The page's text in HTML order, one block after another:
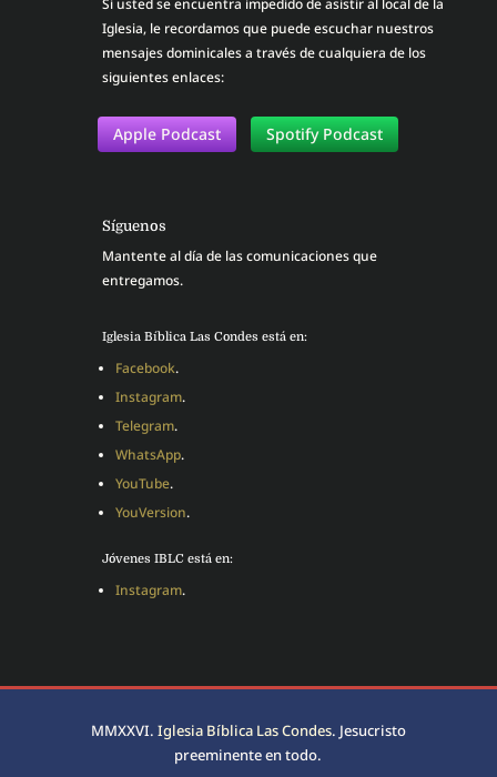
Si usted se encuentra impedido de asistir al local de la
Iglesia, le recordamos que puede escuchar nuestros
mensajes dominicales a través de cualquiera de los
siguientes enlaces:
Apple Podcast Spotify Podcast
Síguenos
Mantente al día de las comunicaciones que
entregamos.
Iglesia Bíblica Las Condes está en:
Facebook.
Instagram.
Telegram.
WhatsApp.
YouTube.
YouVersion.
Jóvenes IBLC está en:
Instagram.
MMXXVI. Iglesia Bíblica Las Condes. Jesucristo
preeminente en todo.